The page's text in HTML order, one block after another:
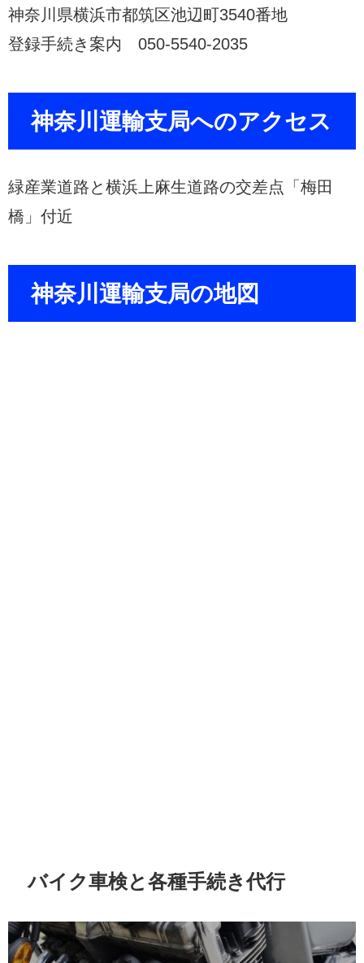
神奈川県横浜市都筑区池辺町3540番地
登録手続き案内 050-5540-2035
神奈川運輸支局へのアクセス
緑産業道路と横浜上麻生道路の交差点「梅田
橋」付近
神奈川運輸支局の地図
バイク車検と各種手続き代行